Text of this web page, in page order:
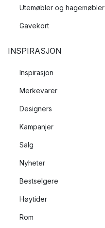
Utemøbler og hagemøbler
Gavekort
INSPIRASJON
Inspirasjon
Merkevarer
Designers
Kampanjer
Salg
Nyheter
Bestselgere
Høytider
Rom